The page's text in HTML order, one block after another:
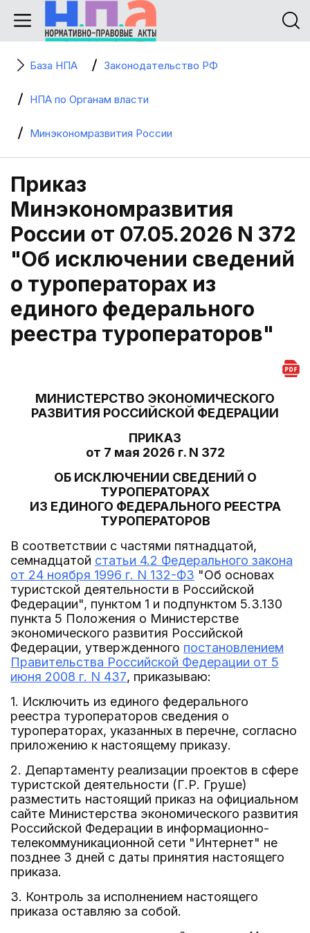
База НПА Законодательство РФ
НПА по Органам власти
Минэкономразвития России
Приказ
Минэкономразвития
России от 07.05.2026 N 372
"Об исключении сведений
о туроператорах из
единого федерального
реестра туроператоров"
МИНИСТЕРСТВО ЭКОНОМИЧЕСКОГО
РАЗВИТИЯ РОССИЙСКОЙ ФЕДЕРАЦИИ
ПРИКАЗ
от 7 мая 2026 г. N 372
ОБ ИСКЛЮЧЕНИИ СВЕДЕНИЙ О
ТУРОПЕРАТОРАХ
ИЗ ЕДИНОГО ФЕДЕРАЛЬНОГО РЕЕСТРА
ТУРОПЕРАТОРОВ
В соответствии с частями пятнадцатой,
семнадцатой статьи 4.2 Федерального закона
от 24 ноября 1996 г. N 132-ФЗ "Об основах
туристской деятельности в Российской
Федерации", пунктом 1 и подпунктом 5.3.130
пункта 5 Положения о Министерстве
экономического развития Российской
Федерации, утвержденного постановлением
Правительства Российской Федерации от 5
июня 2008 г. N 437, приказываю:
1. Исключить из единого федерального
реестра туроператоров сведения о
туроператорах, указанных в перечне, согласно
приложению к настоящему приказу.
2. Департаменту реализации проектов в сфере
туристской деятельности (Г.Р. Груше)
разместить настоящий приказ на официальном
сайте Министерства экономического развития
Российской Федерации в информационно-
телекоммуникационной сети "Интернет" не
позднее 3 дней с даты принятия настоящего
приказа.
3. Контроль за исполнением настоящего
приказа оставляю за собой.